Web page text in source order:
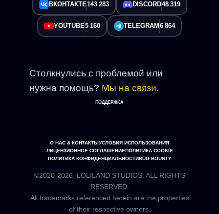
ВКОНТАКТЕ143 283 DISCORD48 319
YOUTUBE5 160 TELEGRAM 6 864
Столкнулись с проблемой или
нужна помощь? Мы на связи.
ПОДДЕРЖКА
О НАС & КОНТАКТЫУСЛОВИЯ ИСПОЛЬЗОВАНИЯ
ЛИЦЕНЗИОННОЕ СОГЛАШЕНИЕПОЛИТИКА COOKIE
ПОЛИТИКА КОНФИДЕНЦИАЛЬНОСТИBUG BOUNTY
©2020-2026. LOLILAND STUDIOS. ALL RIGHTS
RESERVED.
All trademarks referenced herein are the properties